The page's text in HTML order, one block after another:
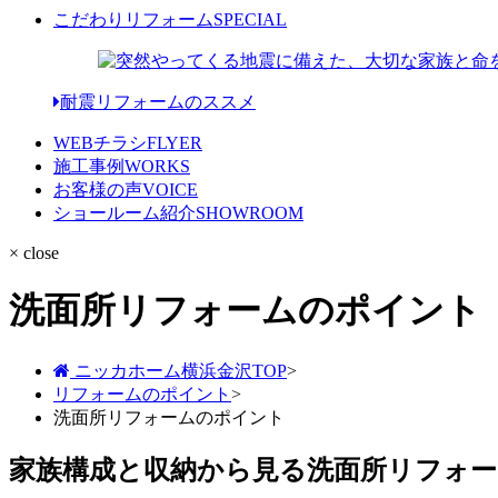
こだわりリフォームSPECIAL
耐震リフォームのススメ
WEBチラシFLYER
施工事例WORKS
お客様の声VOICE
ショールーム紹介SHOWROOM
× close
洗面所リフォームのポイント
ニッカホーム横浜金沢TOP>
リフォームのポイント >
洗面所リフォームのポイント
家族構成と収納から見る洗面所リフォ